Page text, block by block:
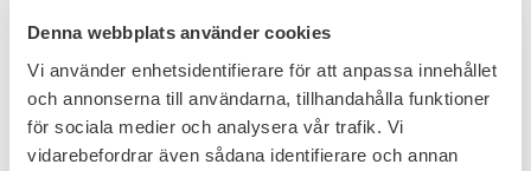
Denna webbplats använder cookies
Vi använder enhetsidentifierare för att anpassa innehållet
och annonserna till användarna, tillhandahålla funktioner
för sociala medier och analysera vår trafik. Vi
vidarebefordrar även sådana identifierare och annan
Ursprung Taiwan
INKLUDERAT / EXTRA